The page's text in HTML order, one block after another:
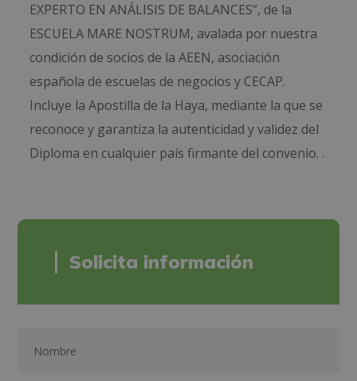
EXPERTO EN ANÁLISIS DE BALANCES”, de la
ESCUELA MARE NOSTRUM, avalada por nuestra
condición de socios de la AEEN, asociación
española de escuelas de negocios y CECAP.
Incluye la Apostilla de la Haya, mediante la que se
reconoce y garantiza la autenticidad y validez del
Diploma en cualquier país firmante del convenio. .
Solicita información